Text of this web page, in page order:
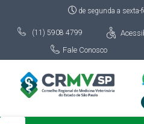
de segunda a
(11) 5908 4799
Fale Conosco